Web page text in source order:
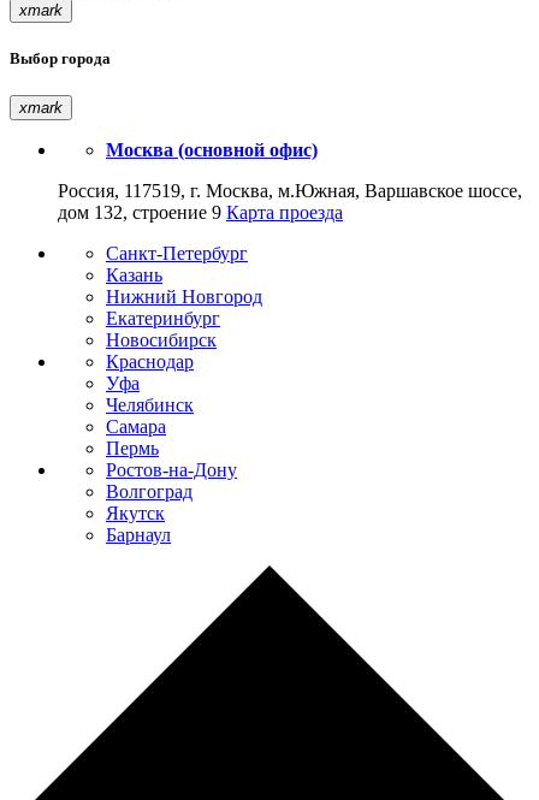
xmark
Выбор города
xmark
Москва (основной офис)
Россия, 117519, г. Москва, м.Южная, Варшавское шоссе,
дом 132, строение 9 Карта проезда
Санкт-Петербург
Казань
Нижний Новгород
Екатеринбург
Новосибирск
Краснодар
Уфа
Челябинск
Самара
Пермь
Ростов-на-Дону
Волгоград
Якутск
Барнаул